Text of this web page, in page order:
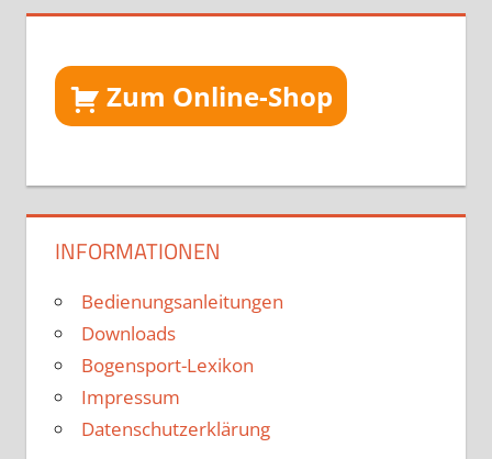
Zum Online-Shop
INFORMATIONEN
Bedienungsanleitungen
Downloads
Bogensport-Lexikon
Impressum
Datenschutzerklärung